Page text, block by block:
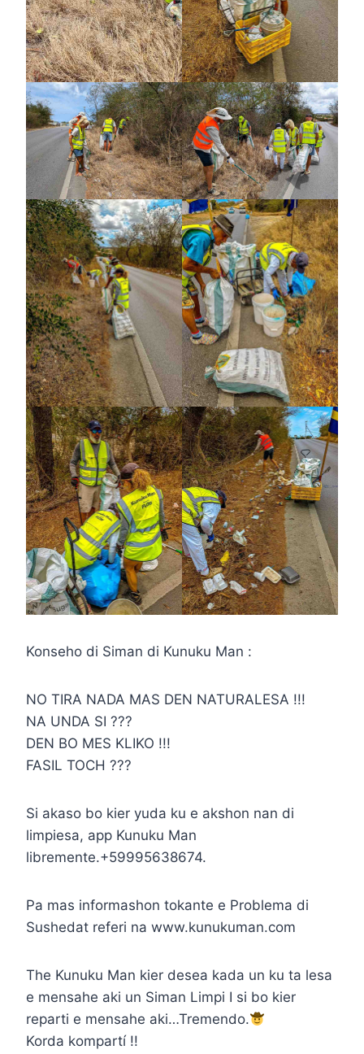
Konseho di Siman di Kunuku Man :
NO TIRA NADA MAS DEN NATURALESA !!!
NA UNDA SI ???
DEN BO MES KLIKO !!!
FASIL TOCH ???
Si akaso bo kier yuda ku e akshon nan di
limpiesa, app Kunuku Man
libremente.+59995638674.
Pa mas informashon tokante e Problema di
Sushedat referi na www.kunukuman.com
The Kunuku Man kier desea kada un ku ta lesa
e mensahe aki un Siman Limpi I si bo kier
reparti e mensahe aki…Tremendo.
Korda kompartí !!